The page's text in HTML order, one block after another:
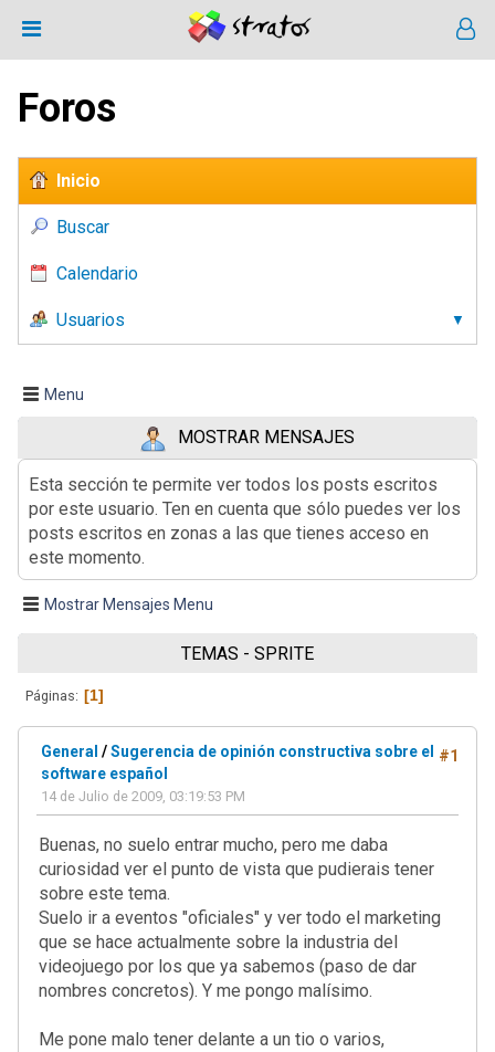
Foros
Inicio
Buscar
Calendario
Usuarios
Menu
MOSTRAR MENSAJES
Esta sección te permite ver todos los posts escritos
por este usuario. Ten en cuenta que sólo puedes ver los
posts escritos en zonas a las que tienes acceso en
este momento.
Mostrar Mensajes Menu
TEMAS - SPRITE
Páginas 1
#1
General /Sugerencia de opinión constructiva sobre el
software español
14 de Julio de 2009, 03:19:53 PM
Buenas, no suelo entrar mucho, pero me daba
curiosidad ver el punto de vista que pudierais tener
sobre este tema.
Suelo ir a eventos "oficiales" y ver todo el marketing
que se hace actualmente sobre la industria del
videojuego por los que ya sabemos (paso de dar
nombres concretos). Y me pongo malísimo.
Me pone malo tener delante a un tio o varios,